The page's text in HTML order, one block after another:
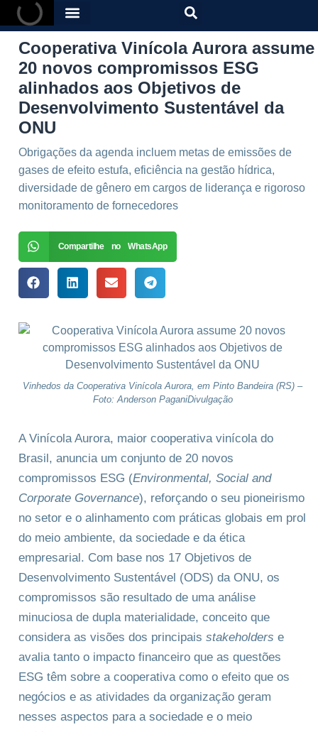
Cooperativa Vinícola Aurora assume
20 novos compromissos ESG
alinhados aos Objetivos de
Desenvolvimento Sustentável da
ONU
Obrigações da agenda incluem metas de emissões de
gases de efeito estufa, eficiência na gestão hídrica,
diversidade de gênero em cargos de liderança e rigoroso
monitoramento de fornecedores
Compartilhe no WhatsApp
Vinhedos da Cooperativa Vinícola Aurora, em Pinto Bandeira (RS) –
Foto: Anderson PaganiDivulgação
A Vinícola Aurora, maior cooperativa vinícola do
Brasil, anuncia um conjunto de 20 novos
compromissos ESG (Environmental, Social and
Corporate Governance), reforçando o seu pioneirismo
no setor e o alinhamento com práticas globais em prol
do meio ambiente, da sociedade e da ética
empresarial. Com base nos 17 Objetivos de
Desenvolvimento Sustentável (ODS) da ONU, os
compromissos são resultado de uma análise
minuciosa de dupla materialidade, conceito que
considera as visões dos principais stakeholders e
avalia tanto o impacto financeiro que as questões
ESG têm sobre a cooperativa como o efeito que os
negócios e as atividades da organização geram
nesses aspectos para a sociedade e o meio